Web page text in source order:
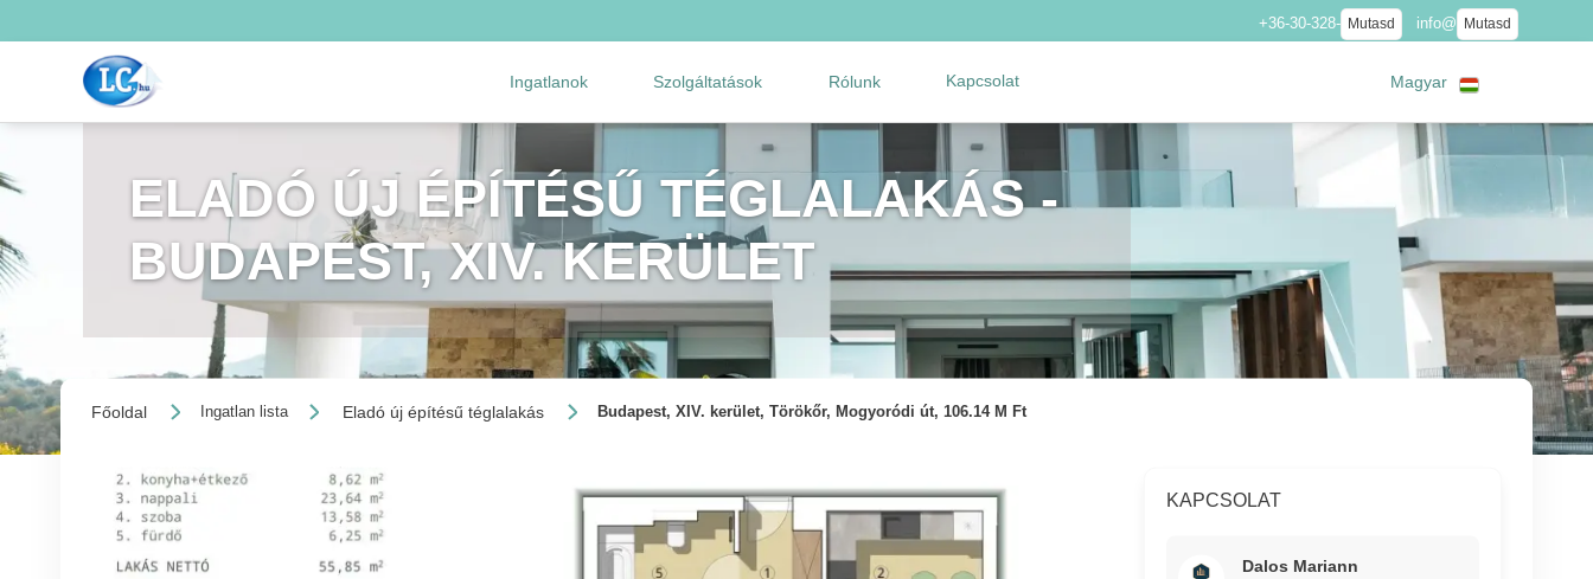
+36-30-328- Mutasd info@ Mutasd
Ingatlanok Szolgáltatások Rólunk Kapcsolat Magyar
ELADÓ ÚJ ÉPÍTÉSŰ TÉGLALAKÁS -
BUDAPEST, XIV. KERÜLET
Főoldal Ingatlan lista Eladó új építésű téglalakás Budapest, XIV. kerület, Törökőr, Mogyoródi út, 106.14 M Ft
KAPCSOLAT
Dalos Mariann